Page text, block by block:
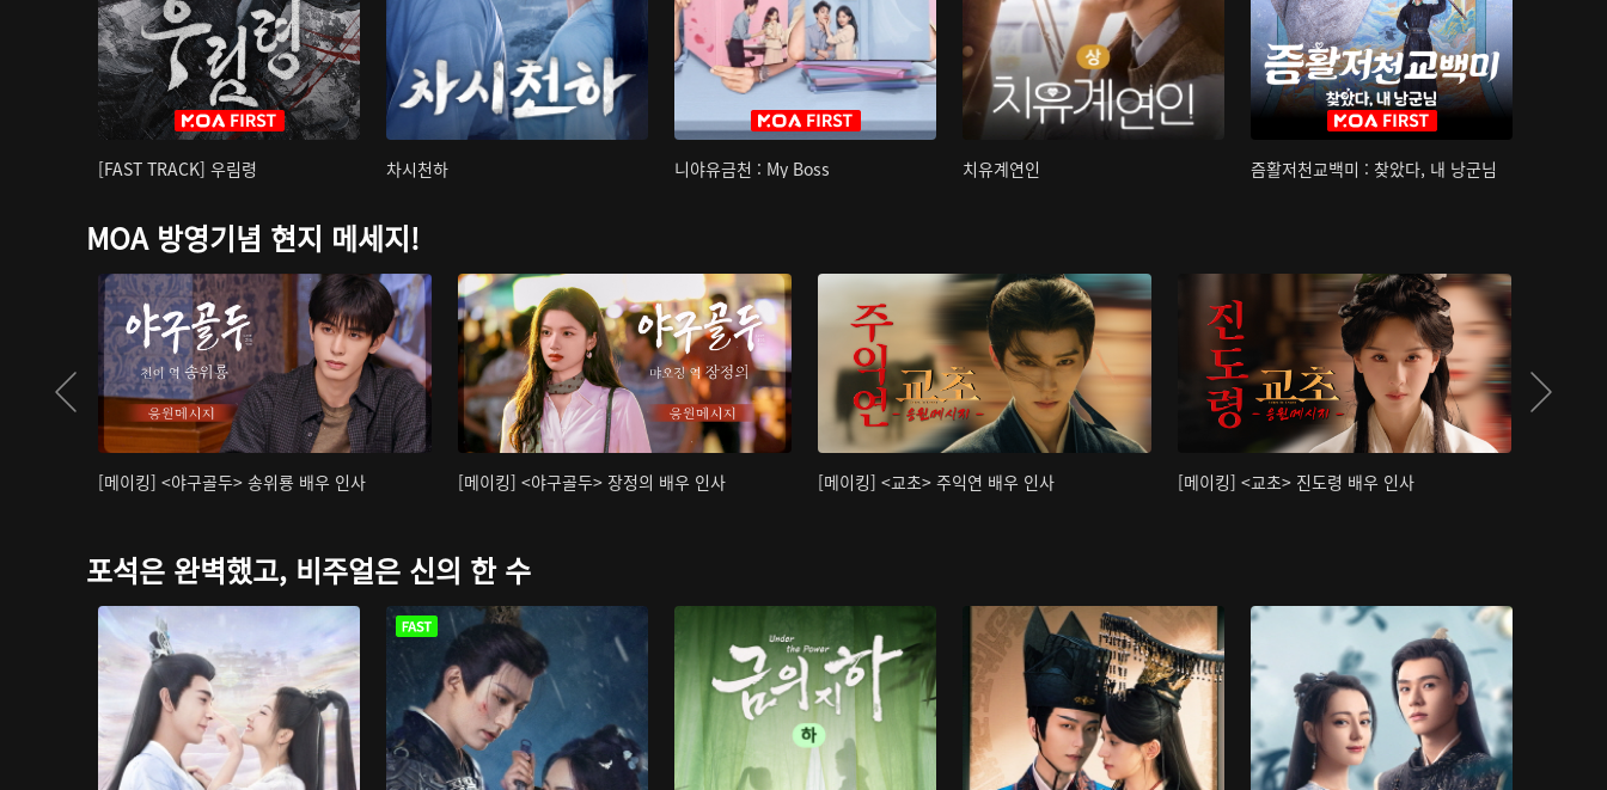
[FAST TRACK] 우림령 차시천하 니야유금천 : My Boss 치유계연인 즘활저천교백미 : 찾았다, 내 낭군님
MOA 방영기념 현지 메세지!
[메이킹] <야구골두> 송위룡 배우 인사 [메이킹] <야구골두> 장정의 배우 인사 [메이킹] <교초> 주익연 배우 인사 [메이킹] <교초> 진도령 배우 인사
포석은 완벽했고, 비주얼은 신의 한 수